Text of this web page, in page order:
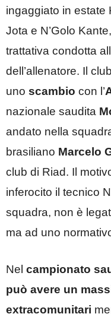
ingaggiato in estate
Jota e N’Golo
trattativa condotta
dell’allenatore. Il
uno scambio con l’
nazionale saudita
andato nella
brasiliano Marcelo
club di Riad. Il
inferocito il tecnico
squadra, non è
ma ad uno
Nel campionato
può avere un
extracomunitari